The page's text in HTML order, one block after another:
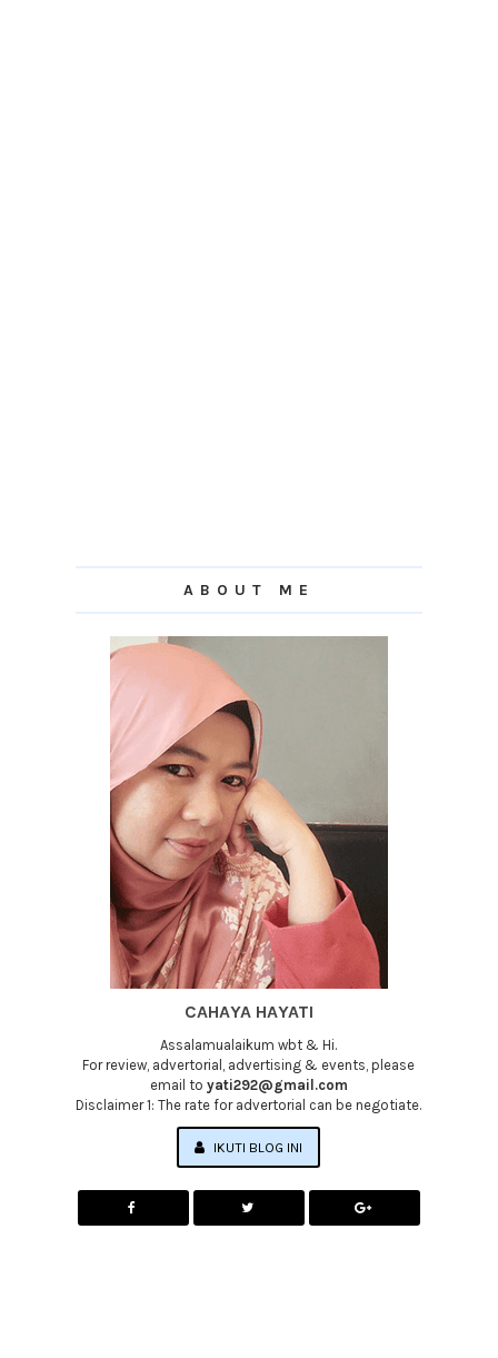
ABOUT ME
CAHAYA HAYATI
Assalamualaikum wbt & Hi.
For review, advertorial, advertising & events, please
email to yati292@gmail.com
Disclaimer 1: The rate for advertorial can be negotiate.
IKUTI BLOG INI